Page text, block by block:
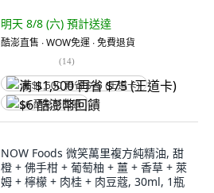
明天 8/8 (六) 預計送達
酷澎直售 ∙ WOW免運 ∙ 免費退貨
(14)
满 $1,500 再省 $75 (王道卡)
$6 酷澎幣回饋
NOW Foods 微笑萬里複方純精油, 甜
橙 + 佛手柑 + 葡萄柚 + 薑 + 香草 + 萊
姆 + 檸檬 + 肉桂 + 肉豆蔻, 30ml, 1瓶